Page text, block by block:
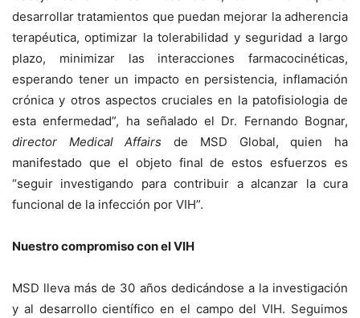
desarrollar tratamientos que puedan mejorar la adherencia
terapéutica, optimizar la tolerabilidad y seguridad a largo
plazo, minimizar las interacciones farmacocinéticas,
esperando tener un impacto en persistencia, inflamación
crónica y otros aspectos cruciales en la patofisiologia de
esta enfermedad”, ha señalado el Dr. Fernando Bognar,
director
Medical Affairs de MSD Global, quien ha
manifestado que el objeto final de estos esfuerzos es
“seguir investigando para contribuir a alcanzar la cura
funcional de la infección por VIH”.
Nuestro compromiso con el VIH
MSD lleva más de 30 años dedicándose a la investigación
y al desarrollo científico en el campo del VIH. Seguimos